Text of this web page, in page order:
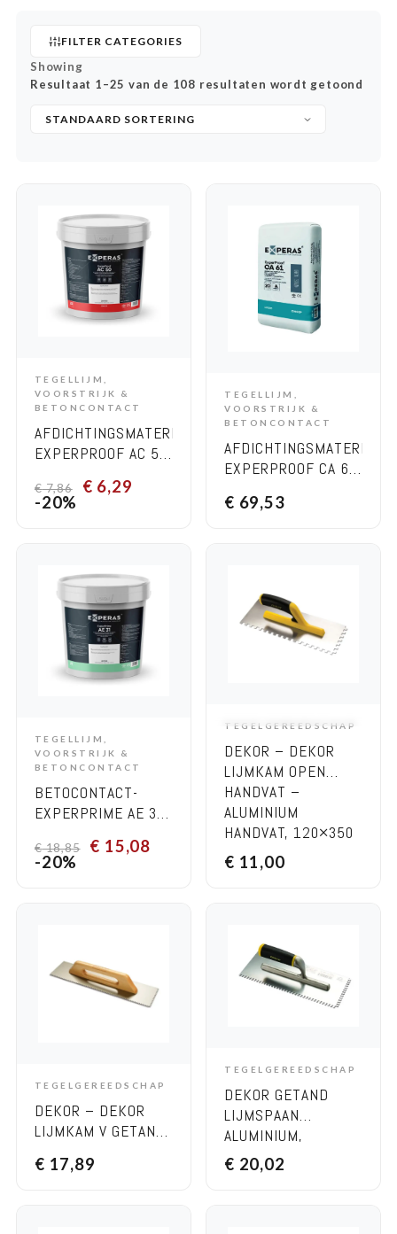
FILTER CATEGORIES
Showing
Resultaat 1–25 van de 108 resultaten wordt getoond
ADD TO CART
TEGELLIJM,
VOORSTRIJK &
BETONCONTACT
AFDICHTINGSMATERIAAL-
EXPERPROOF AC 50
€7,86 € 6,29
-20%
ADD TO CART
TEGELLIJM,
VOORSTRIJK &
BETONCONTACT
AFDICHTINGSMATERIAAL-
EXPERPROOF CA 61
(COMPONENT A:
€ 69,53
ADD TO CART
TEGELLIJM,
VOORSTRIJK &
BETONCONTACT
BETOCONTACT-
EXPERPRIME AE 31
€18,85 € 15,08
-20%
ADD TO CART
TEGELGEREEDSCHAP
DEKOR – DEKOR
LIJMKAM OPEN
HANDVAT –
ALUMINIUM
HANDVAT, 120×350
MM 12×12 RVS
€ 11,00
ADD TO CART
TEGELGEREEDSCHAP
DEKOR – DEKOR
LIJMKAM V GETAND
120×500 MM
€ 17,89
ADD TO CART
TEGELGEREEDSCHAP
DEKOR GETAND
LIJMSPAAN
ALUMINIUM,
BREEDTE 120 MM X
300MM 4×6
€ 20,02